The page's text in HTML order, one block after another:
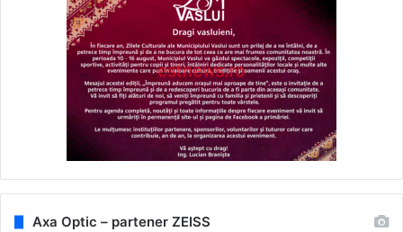
Axa Optic – partener ZEISS